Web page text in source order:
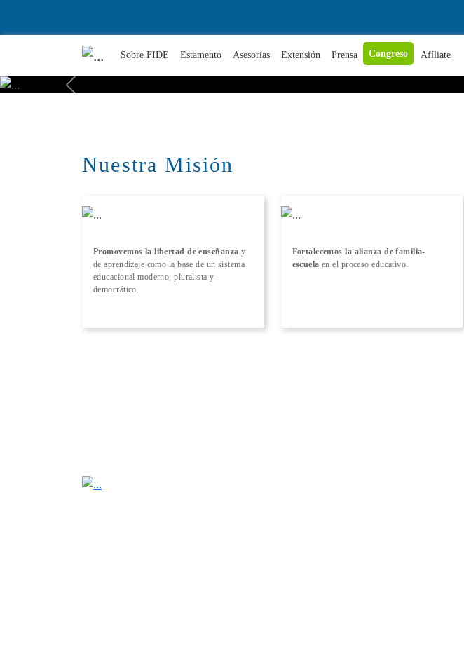
Sobre FIDE Estamento Asesorías Extensión Prensa Congreso Afíliate
Previous
Nuestra Misión
Promovemos la libertad de enseñanza y
de aprendizaje como la base de un sistema
educacional moderno, pluralista y
democrático.
Fortalecemos la alianza de familia-
escuela en el proceso educativo.